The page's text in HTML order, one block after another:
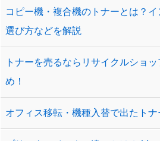
コピー機・複合機のトナーとは？イ
選び方などを解説
トナーを売るならリサイクルショ
め！
オフィス移転・機種入替で出たト